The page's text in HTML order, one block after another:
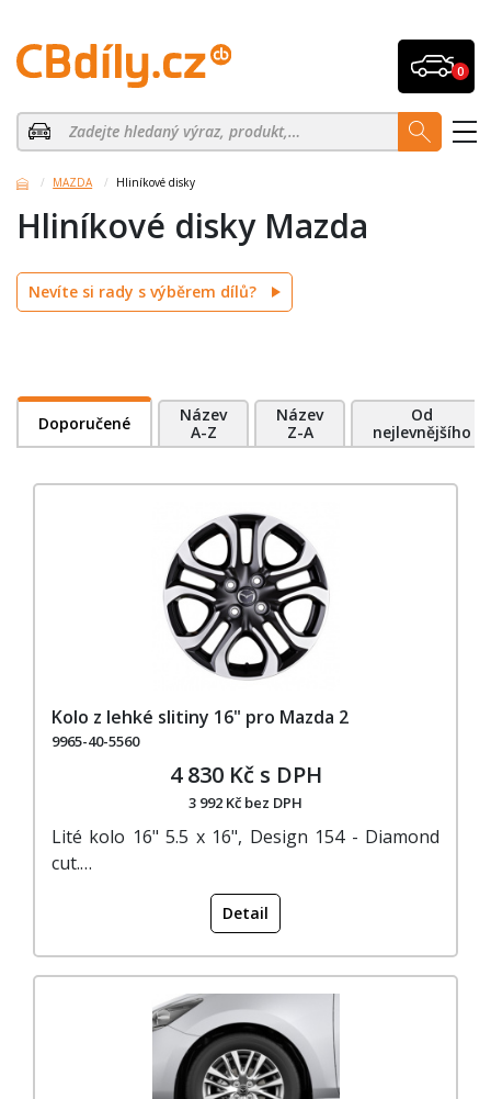
0
MAZDA Hliníkové disky
Hliníkové disky Mazda
Nevíte si rady s výběrem dílů?
Doporučené
Název
A-Z
Název
Z-A
Od
nejlevnějšího
Kolo z lehké slitiny 16" pro Mazda 2
9965-40-5560
4 830 Kč s DPH
3 992 Kč bez DPH
Lité kolo 16" 5.5 x 16", Design 154 - Diamond
cut.…
Detail